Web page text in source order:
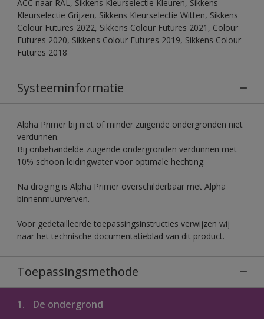
ACC naar RAL, Sikkens Kleurselectie Kleuren, Sikkens
Kleurselectie Grijzen, Sikkens Kleurselectie Witten, Sikkens
Colour Futures 2022, Sikkens Colour Futures 2021, Colour
Futures 2020, Sikkens Colour Futures 2019, Sikkens Colour
Futures 2018
Systeeminformatie
Alpha Primer bij niet of minder zuigende ondergronden niet
verdunnen.
Bij onbehandelde zuigende ondergronden verdunnen met
10% schoon leidingwater voor optimale hechting.
Na droging is Alpha Primer overschilderbaar met Alpha
binnenmuurverven.
Voor gedetailleerde toepassingsinstructies verwijzen wij
naar het technische documentatieblad van dit product.
Toepassingsmethode
1. De ondergrond